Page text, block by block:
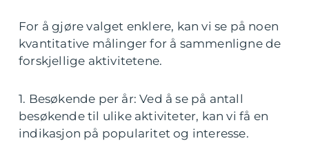
For å gjøre valget enklere, kan vi se på noen
kvantitative målinger for å sammenligne de
forskjellige aktivitetene.
1. Besøkende per år: Ved å se på antall
besøkende til ulike aktiviteter, kan vi få en
indikasjon på popularitet og interesse.